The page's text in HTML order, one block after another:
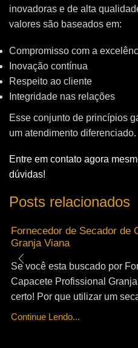
inovadoras e de alta
valores são baseados em:
Compromisso com a
Inovação contínua
Respeito ao cliente
Integridade nas relações
Esse conjunto de princípios
um atendimento diferenciado.
Entre em contato agora
dúvidas!
Posts relacionados
Fornecedor de Secador de
Granja Viana
Se você esta buscado por
Capacete Profissional
certo! Por que utilizar um
Continue Lendo...